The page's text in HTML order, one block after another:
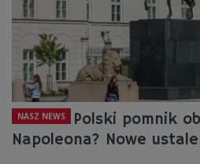
NASZ NEWS
Polski pomnik
Napoleona? Nowe